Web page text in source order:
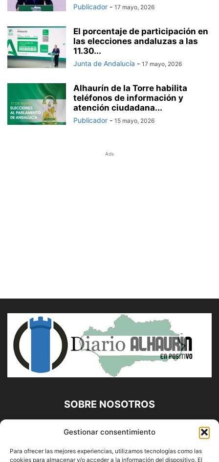
Gestionar consentimiento
Para ofrecer las mejores experiencias, utilizamos tecnologías como las
cookies para almacenar y/o acceder a la información del dispositivo. El
Publicador - 17 mayo, 2026
El porcentaje de participación en
las elecciones andaluzas a las
11.30...
Junta de Andalucía - 17 mayo, 2026
Alhaurín de la Torre habilita
teléfonos de información y
atención ciudadana...
Publicador - 15 mayo, 2026
Ads
SOBRE NOSOTROS
Diario Alhaurín (www.alhaurindelatorre.com) Propiedad de
Francisco E. López López | 639 95 71 95 | Noticias de
Alhaurín de la Torre, Málaga y Provincia|